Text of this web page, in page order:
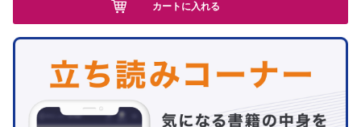
カートに入れる